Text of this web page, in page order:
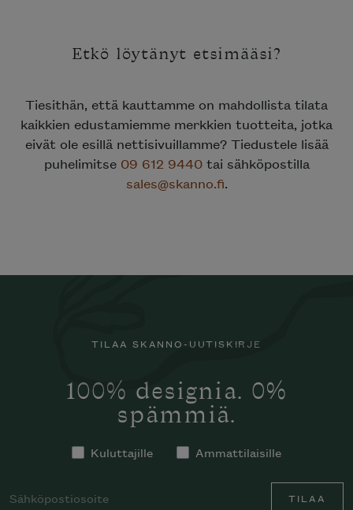
Etkö löytänyt etsimääsi?
Tiesithän, että kauttamme on mahdollista tilata
kaikkien edustamiemme merkkien tuotteita, jotka
eivät ole esillä nettisivuillamme? Tiedustele lisää
puhelimitse 09 612 9440tai sähköpostilla
sales@skanno.fi.
TILAA SKANNO-UUTISKIRJE
100% designia. 0%
spämmiä.
Kuluttajille Ammattilaisille
TILAA